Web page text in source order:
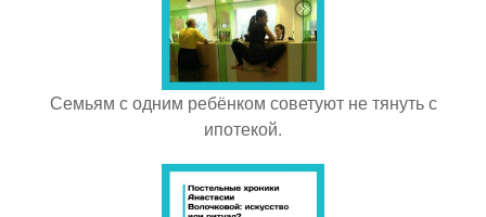
Семьям с одним ребёнком советуют не тянуть с
ипотекой.